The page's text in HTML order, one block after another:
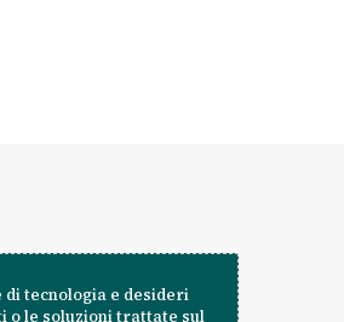
tecnologia e desideri
o le soluzioni trattate sul